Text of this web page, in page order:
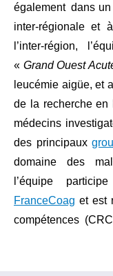
également dans un
inter-régionale et
l’inter-région,
« Grand Ouest
leucémie aigüe, et
de la recherche en
médecins
des principaux
domaine des
l’équipe
FranceCoag et est
compétences